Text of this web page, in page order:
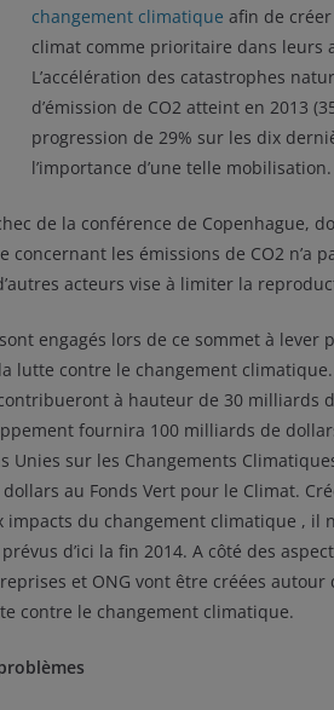
changement climatique afin de
climat comme prioritaire dans leurs
L’accélération des catastrophes
d’émission de CO2 atteint en 2013
progression de 29% sur les dix
l’importance d’une telle mobilisation.
de la conférence de Copenhague,
les émissions de CO2 n’a
acteurs vise à limiter la
engagés lors de ce sommet à lever
lutte contre le changement
à hauteur de 30 milliards
fournira 100 milliards de
sur les Changements
au Fonds Vert pour le Climat.
impacts du changement climatique , il
d’ici la fin 2014. A côté des
et ONG vont être créées autour
contre le changement climatique.